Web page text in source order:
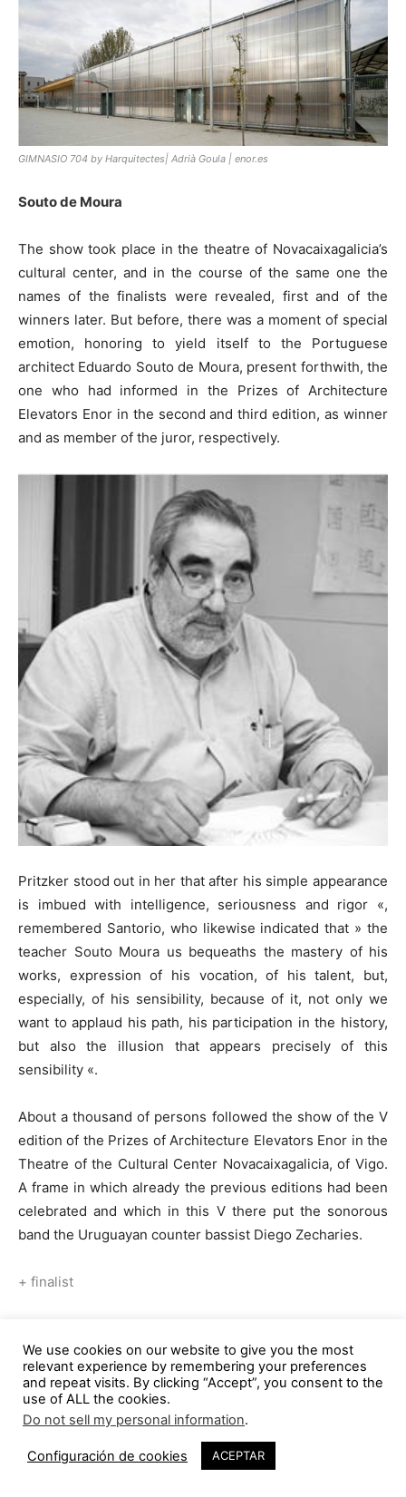
GIMNASIO 704 by Harquitectes| Adrià Goula | enor.es
Souto de Moura
The show took place in the theatre of Novacaixagalicia’s
cultural center, and in the course of the same one the
names of the finalists were revealed, first and of the
winners later. But before, there was a moment of special
emotion, honoring to yield itself to the Portuguese
architect Eduardo Souto de Moura, present forthwith, the
one who had informed in the Prizes of Architecture
Elevators Enor in the second and third edition, as winner
and as member of the juror, respectively.
Pritzker stood out in her that after his simple appearance
is imbued with intelligence, seriousness and rigor «,
remembered Santorio, who likewise indicated that » the
teacher Souto Moura us bequeaths the mastery of his
works, expression of his vocation, of his talent, but,
especially, of his sensibility, because of it, not only we
want to applaud his path, his participation in the history,
but also the illusion that appears precisely of this
sensibility «.
About a thousand of persons followed the show of the V
edition of the Prizes of Architecture Elevators Enor in the
Theatre of the Cultural Center Novacaixagalicia, of Vigo.
A frame in which already the previous editions had been
celebrated and which in this V there put the sonorous
band the Uruguayan counter bassist Diego Zecharies.
+ finalist
TAGS Alberto Redondo Porto
arquitectura andaluza
arquitectura espontánea
arquitectura gallega
Aspas arquitectos
Belén Martín Granizo
Castilla y León
daniel díaz font
David Lorente Eduardo Souto de Moura
Galicia
h arquitectes
José Valladares Durán
We use cookies on our website to give you the most
relevant experience by remembering your preferences
and repeat visits. By clicking “Accept”, you consent to the
use of ALL the cookies.
Do not sell my personal information.
Configuración de cookies ACEPTAR